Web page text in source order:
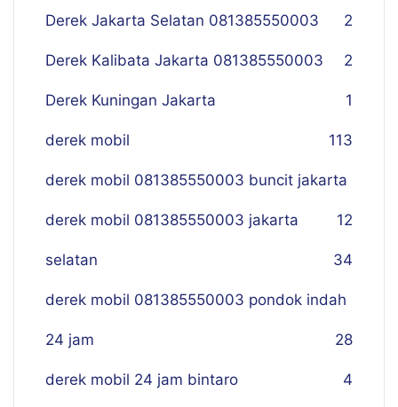
Derek Jakarta Selatan 081385550003 2
Derek Kalibata Jakarta 081385550003 2
Derek Kuningan Jakarta 1
derek mobil 113
derek mobil 081385550003 buncit jakarta
12
derek mobil 081385550003 jakarta
selatan 34
derek mobil 081385550003 pondok indah
24 jam 28
derek mobil 24 jam bintaro 4